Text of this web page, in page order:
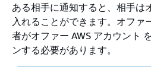
ある相手に通知すると、相手は
入れることができます。オファ
者がオファー AWS アカウント
ンする必要があります。